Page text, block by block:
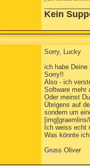
Kein
Sorry, Lucky
ich habe
Sorry!!
Also - ich
Software mehr
Oder meinst
Übrigens auf
sondern um
Ich weiss echt
Was könnte
Gruss Oliver